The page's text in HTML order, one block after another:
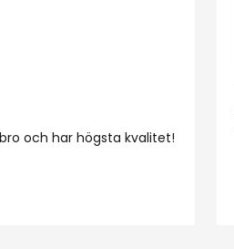
och har högsta kvalitet!